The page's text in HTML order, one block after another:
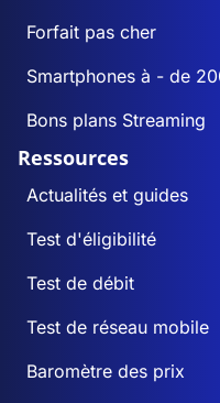
Forfait pas cher
Smartphones à - de
Bons plans Streaming
Ressources
Actualités et guides
Test d'éligibilité
Test de débit
Test de réseau mobile
Baromètre des prix